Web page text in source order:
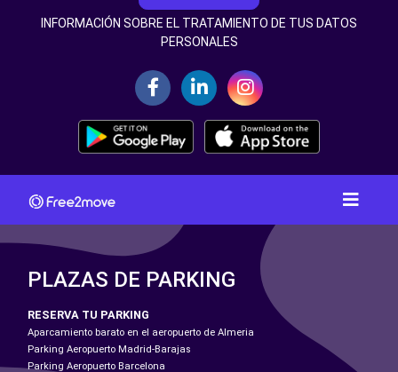
INFORMACIÓN SOBRE EL TRATAMIENTO DE TUS DATOS
PERSONALES
PLAZAS DE PARKING
RESERVA TU PARKING
Aparcamiento barato en el aeropuerto de Almeria
Parking Aeropuerto Madrid-Barajas
Parking Aeropuerto Barcelona